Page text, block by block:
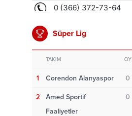
Süper Lig
TAKIM OY
1 Corendon Alanyaspor 0
2
Amed Sportif
Faaliyetler
0